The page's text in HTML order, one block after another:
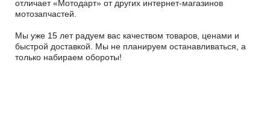
отличает «Мотодарт» от других интернет-магазинов
мотозапчастей.
Мы уже 15 лет радуем вас качеством товаров, ценами и
быстрой доставкой. Мы не планируем останавливаться, а
только набираем обороты!